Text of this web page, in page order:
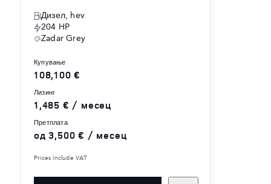
Дизел, hev
204 HP
Zadar Grey
купување
108,100 €
лизинг
1,485 € / месец
претплата
од 3,500 € / месец
Prices include VAT